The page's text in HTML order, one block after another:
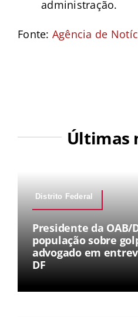
administração.
Fonte: Agência de
Últimas
Distrito Federal
Presidente da OAB/
população sobre
advogado em
DF